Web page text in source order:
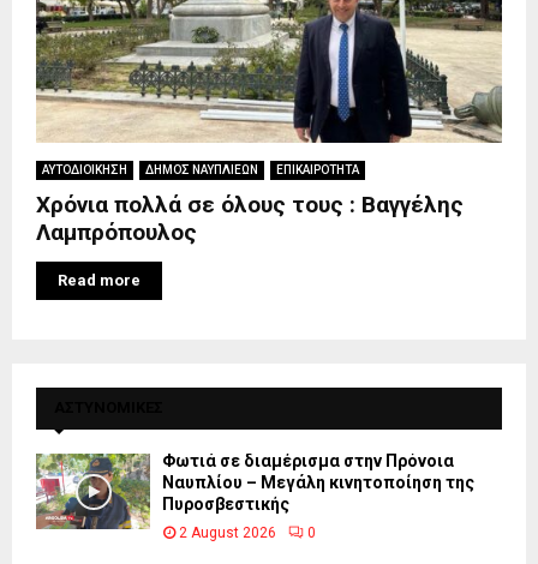
ΑΥΤΟΔΙΟΙΚΗΣΗ ΔΗΜΟΣ ΝΑΥΠΛΙΕΩΝ ΕΠΙΚΑΙΡΟΤΗΤΑ
Χρόνια πολλά σε όλους τους : Βαγγέλης
Λαμπρόπουλος
Read more
Φωτιά σε διαμέρισμα στην Πρόνοια
Ναυπλίου – Μεγάλη κινητοποίηση της
Πυροσβεστικής
2 August 2026 0